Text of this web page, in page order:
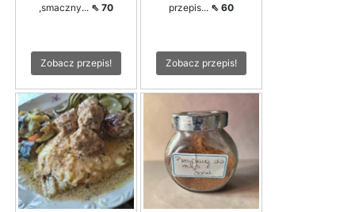
,smaczny... ⇖ 70
Zobacz przepis!
przepis... ⇖ 60
Zobacz przepis!